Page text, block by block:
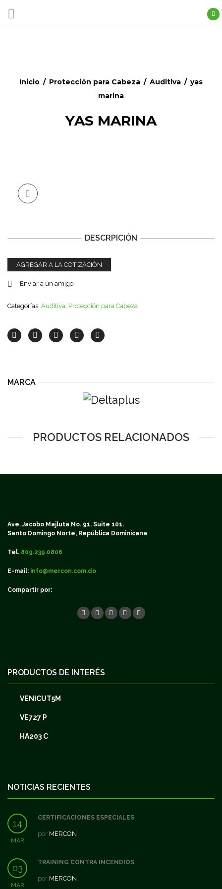
Inicio / Protección para Cabeza / Auditiva / yas
marina
YAS MARINA
DESCRPICIÓN
AGREGAR A LA COTIZACIÓN
Enviar a un amigo
Categorías: Auditiva, Protección para Cabeza
MARCA
PRODUCTOS RELACIONADOS
Ave. Jacobo Majluta No. 91. Suite 101.
Santo Domingo Norte, República Dominicana
Tel. 809.239.0806
E-mail: info@mercon.com.do
Compartir por:
PRODUCTOS DE INTERÉS
VENICUT5M
VE727 P
HA203 C
NOTICIAS RECIENTES
14
MAR
CERTIFICACIONES ESPECIALES
por MERCON
03
MAR
TRAINING CONTRA INCENDIOS
por MERCON